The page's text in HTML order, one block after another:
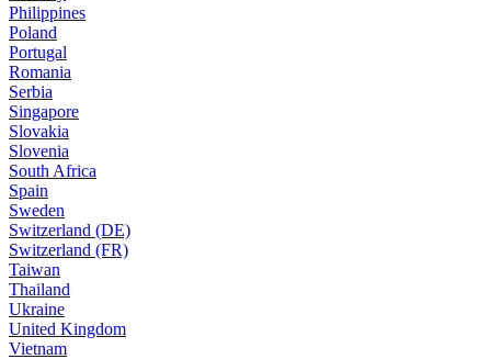
Philippines
Poland
Portugal
Romania
Serbia
Singapore
Slovakia
Slovenia
South Africa
Spain
Sweden
Switzerland (DE)
Switzerland (FR)
Taiwan
Thailand
Ukraine
United Kingdom
Vietnam